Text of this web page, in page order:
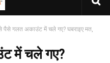
पैसे गलत अकाउंट में चले गए? घबराइए मत,
में चले गए?